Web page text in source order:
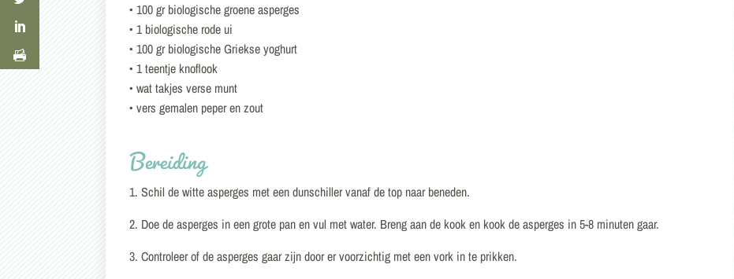
• 100 gr biologische groene asperges
• 1 biologische rode ui
• 100 gr biologische Griekse yoghurt
• 1 teentje knoflook
• wat takjes verse munt
• vers gemalen peper en zout
Bereiding
1. Schil de witte asperges met een dunschiller vanaf de top naar beneden.
2. Doe de asperges in een grote pan en vul met water. Breng aan de kook en kook de asperges in 5-8 minuten gaar.
3. Controleer of de asperges gaar zijn door er voorzichtig met een vork in te prikken.